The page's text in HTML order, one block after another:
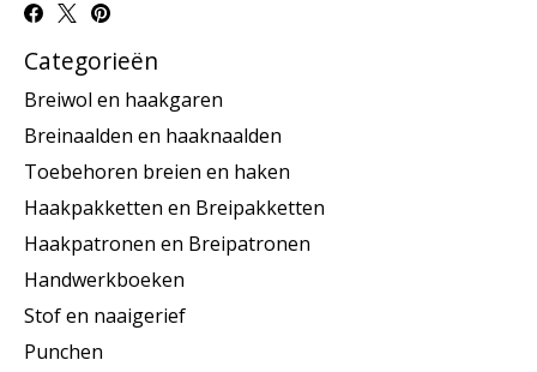
Categorieën
Breiwol en haakgaren
Breinaalden en haaknaalden
Toebehoren breien en haken
Haakpakketten en Breipakketten
Haakpatronen en Breipatronen
Handwerkboeken
Stof en naaigerief
Punchen